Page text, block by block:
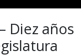
Diez años